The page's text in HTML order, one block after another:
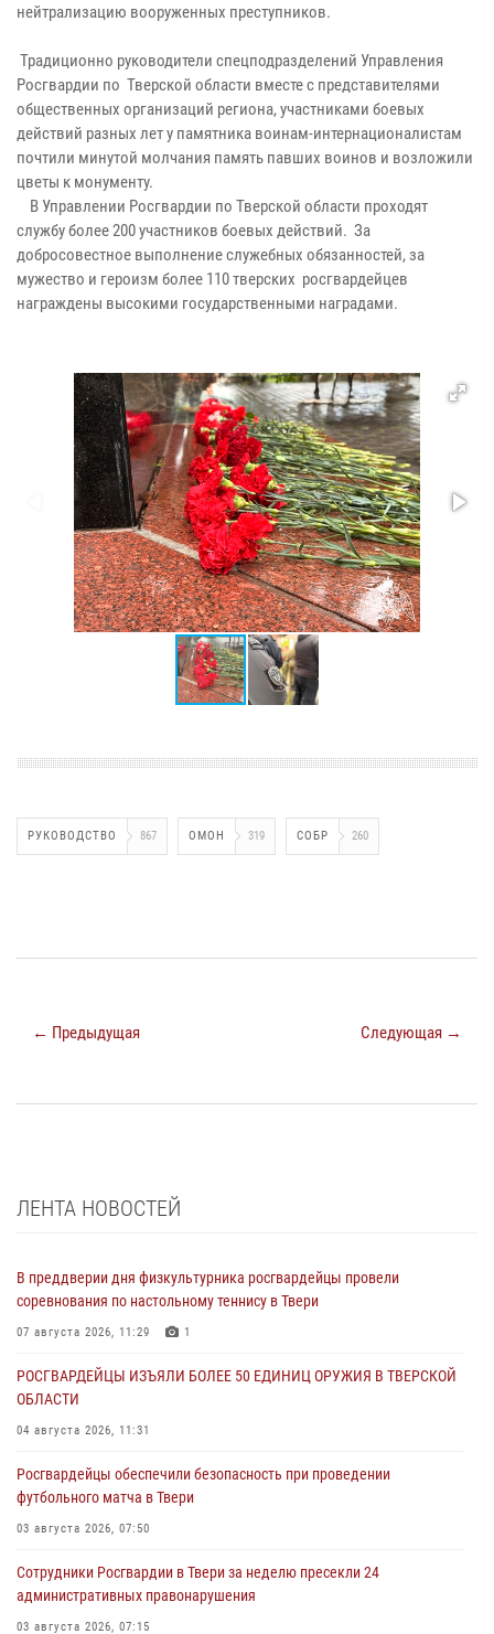
нейтрализацию вооруженных преступников.
Традиционно руководители спецподразделений Управления
Росгвардии по Тверской области вместе с представителями
общественных организаций региона, участниками боевых
действий разных лет у памятника воинам-интернационалистам
почтили минутой молчания память павших воинов и возложили
цветы к монументу.
В Управлении Росгвардии по Тверской области проходят
службу более 200 участников боевых действий. За
добросовестное выполнение служебных обязанностей, за
мужество и героизм более 110 тверских росгвардейцев
награждены высокими государственными наградами.
РУКОВОДСТВО 867 ОМОН 319 СОБР 260
← Предыдущая Следующая →
ЛЕНТА НОВОСТЕЙ
В преддверии дня физкультурника росгвардейцы провели
соревнования по настольному теннису в Твери
07 августа 2026, 11:29 1
РОСГВАРДЕЙЦЫ ИЗЪЯЛИ БОЛЕЕ 50 ЕДИНИЦ ОРУЖИЯ В ТВЕРСКОЙ
ОБЛАСТИ
04 августа 2026, 11:31
Росгвардейцы обеспечили безопасность при проведении
футбольного матча в Твери
03 августа 2026, 07:50
Сотрудники Росгвардии в Твери за неделю пресекли 24
административных правонарушения
03 августа 2026, 07:15